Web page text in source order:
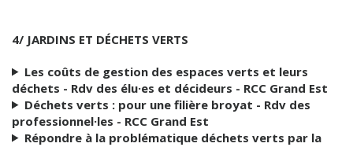
4/ JARDINS ET DÉCHETS VERTS
Les coûts de gestion des espaces verts et leurs
déchets - Rdv des élu·es et décideurs - RCC Grand Est
Déchets verts : pour une filière broyat - Rdv des
professionnel·les - RCC Grand Est
Répondre à la problématique déchets verts par la